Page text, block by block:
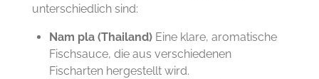
unterschiedlich sind:
Nam pla (Thailand)Eine klare, aromatische
Fischsauce, die aus verschiedenen
Fischarten hergestellt wird.